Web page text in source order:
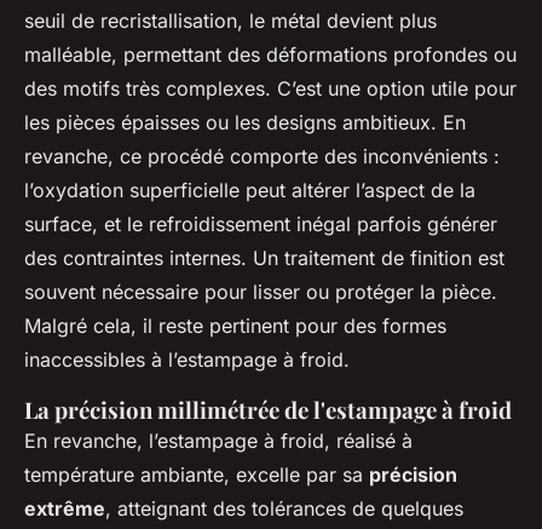
seuil de recristallisation, le métal devient plus
malléable, permettant des déformations profondes ou
des motifs très complexes. C’est une option utile pour
les pièces épaisses ou les designs ambitieux. En
revanche, ce procédé comporte des inconvénients :
l’oxydation superficielle peut altérer l’aspect de la
surface, et le refroidissement inégal parfois générer
des contraintes internes. Un traitement de finition est
souvent nécessaire pour lisser ou protéger la pièce.
Malgré cela, il reste pertinent pour des formes
inaccessibles à l’estampage à froid.
La précision millimétrée de l'estampage à froid
En revanche, l’estampage à froid, réalisé à
température ambiante, excelle par sa précision
extrême, atteignant des tolérances de quelques